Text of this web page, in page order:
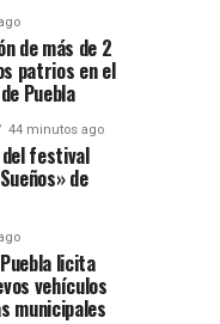
de más de 2
patrios en el
Puebla
44 minutos ago
del festival
de
licita
vehículos
municipales